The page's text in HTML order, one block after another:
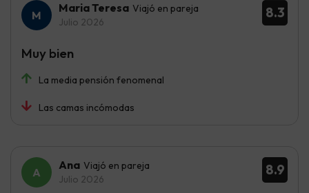
8.3
Maria Teresa Viajó en pareja
Julio 2026
La media pensión fenomenal
Las camas incómodas
Muy bien
8.9
Ana Viajó en pareja
Julio 2026